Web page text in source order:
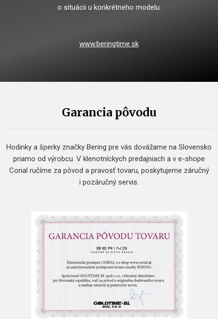
o situácii u konkrétneho modelu.
www.beringtime.sk
Garancia pôvodu
Hodinky a šperky značky Bering pre vás dovážame na Slovensko
priamo od výrobcu. V klenotníckych predajniach a v e-shope
Corial ručíme za pôvod a pravosť tovaru, poskytujeme záručný
i pozáručný servis.